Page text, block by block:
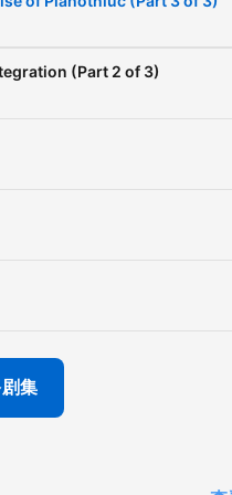
how you can
(Part 2 of 3)
集